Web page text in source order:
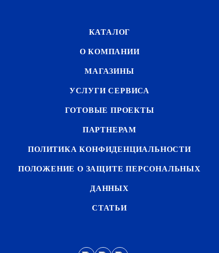
КАТАЛОГ
О КОМПАНИИ
МАГАЗИНЫ
УСЛУГИ СЕРВИСА
ГОТОВЫЕ ПРОЕКТЫ
ПАРТНЕРАМ
ПОЛИТИКА КОНФИДЕНЦИАЛЬНОСТИ
ПОЛОЖЕНИЕ О ЗАЩИТЕ ПЕРСОНАЛЬНЫХ
ДАННЫХ
СТАТЬИ